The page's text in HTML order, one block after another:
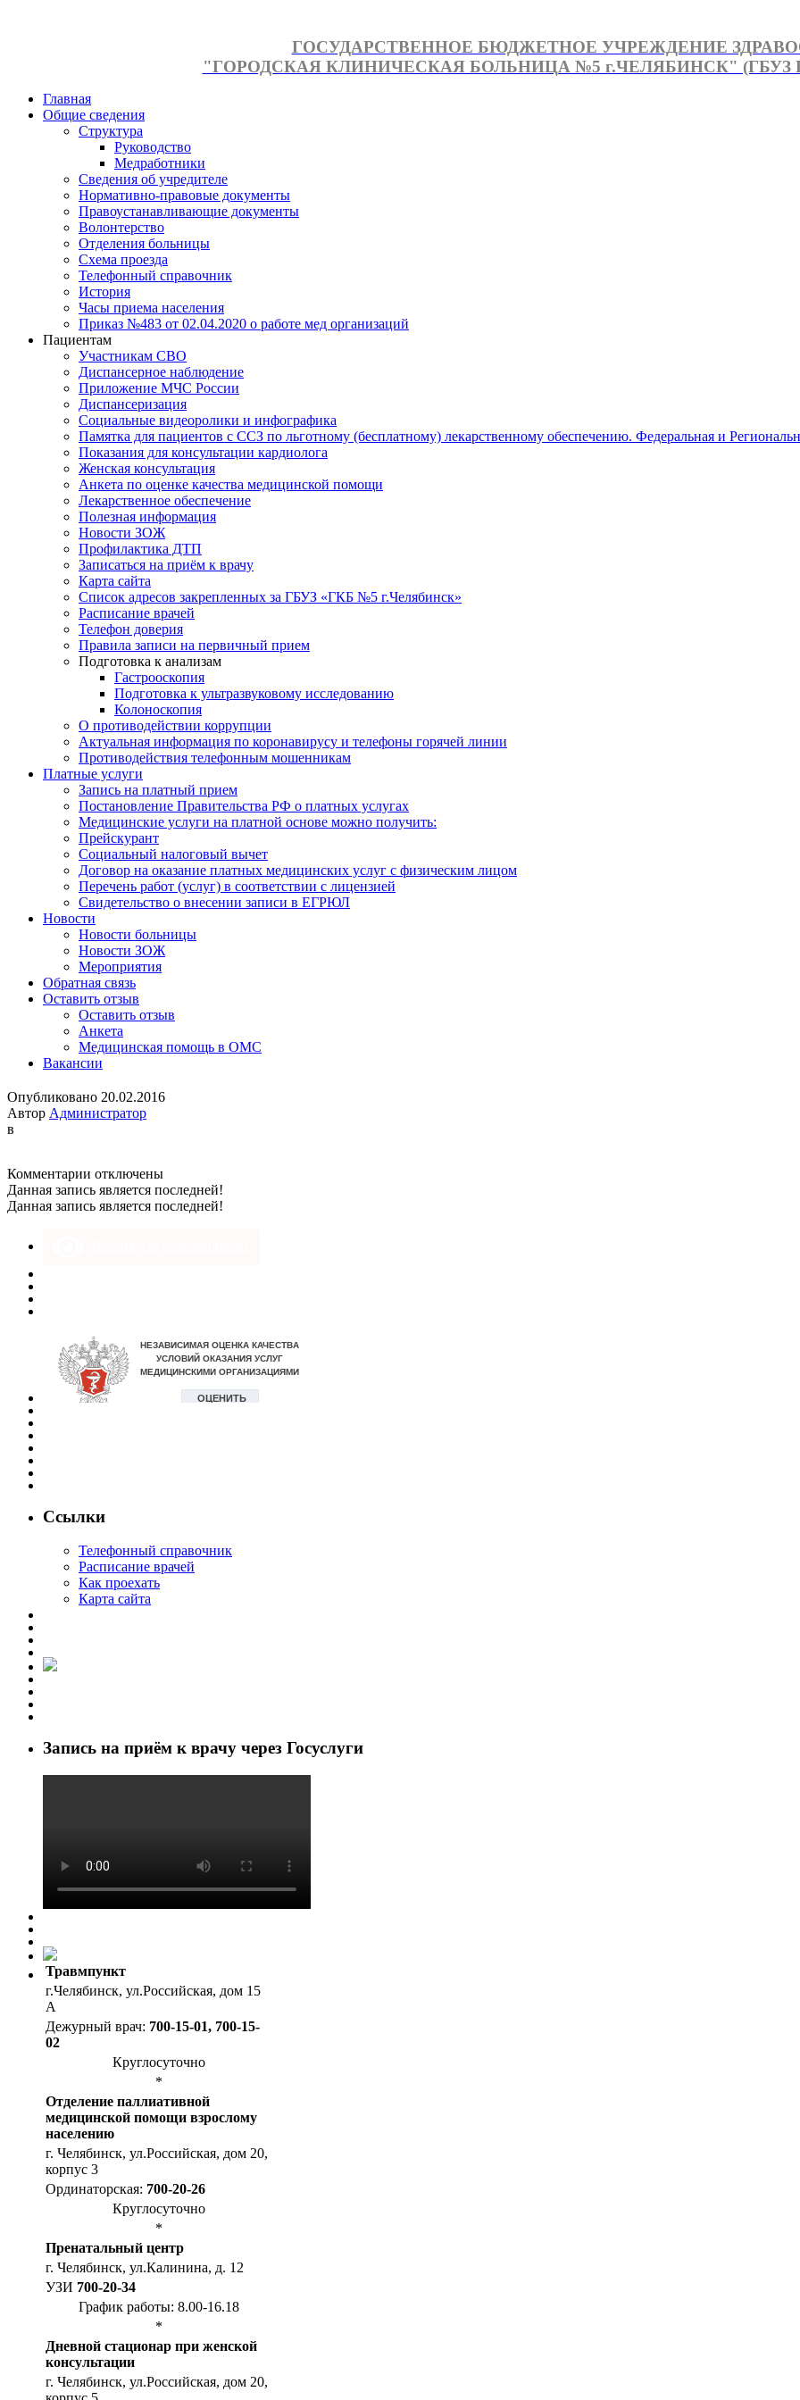
ГОСУДАРСТВЕННОЕ БЮДЖЕТНОЕ УЧРЕЖДЕНИЕ
"ГОРОДСКАЯ КЛИНИЧЕСКАЯ БОЛЬНИЦА №5 г.ЧЕЛЯБИНСК" (ГБУЗ
Главная
Общие сведения
Структура
Руководство
Медработники
Сведения об учредителе
Нормативно-правовые документы
Правоустанавливающие документы
Волонтерство
Отделения больницы
Схема проезда
Телефонный справочник
История
Часы приема населения
Приказ №483 от 02.04.2020 о работе мед организаций
Пациентам
Участникам СВО
Диспансерное наблюдение
Приложение МЧС России
Диспансеризация
Социальные видеоролики и инфографика
Памятка для пациентов с ССЗ по льготному (бесплатному) лекарственному обеспечению. Федеральная и
Показания для консультации кардиолога
Женская консультация
Анкета по оценке качества медицинской помощи
Лекарственное обеспечение
Полезная информация
Новости ЗОЖ
Профилактика ДТП
Записаться на приём к врачу
Карта сайта
Список адресов закрепленных за ГБУЗ «ГКБ №5 г.Челябинск»
Расписание врачей
Телефон доверия
Правила записи на первичный прием
Подготовка к анализам
Гастрооскопия
Подготовка к ультразвуковому исследованию
Колоноскопия
О противодействии коррупции
Актуальная информация по коронавирусу и телефоны горячей линии
Противодействия телефонным мошенникам
Платные услуги
Запись на платный прием
Постановление Правительства РФ о платных услугах
Медицинские услуги на платной основе можно получить:
Прейскурант
Социальный налоговый вычет
Договор на оказание платных медицинских услуг с физическим лицом
Перечень работ (услуг) в соответствии с лицензией
Свидетельство о внесении записи в ЕГРЮЛ
Новости
Новости больницы
Новости ЗОЖ
Мероприятия
Обратная связь
Оставить отзыв
Оставить отзыв
Анкета
Медицинская помощь в ОМС
Вакансии
Опубликовано 20.02.2016
Автор Администратор
в
Комментарии к
записи
отключены
Данная запись является последней!
Данная запись является последней!
Ссылки
Телефонный справочник
Расписание врачей
Как проехать
Карта сайта
Запись на приём к врачу через Госуслуги
Травмпункт
г.Челябинск, ул.Российская, дом 15
А
Дежурный врач: 700-15-01, 700-15-
02
Круглосуточно
*
Отделение паллиативной
медицинской помощи взрослому
населению
г. Челябинск, ул.Российская, дом 20,
корпус 3
Ординаторская: 700-20-26
Круглосуточно
*
Пренатальный центр
г. Челябинск, ул.Калинина, д. 12
УЗИ 700-20-34
График работы: 8.00-16.18
*
Дневной стационар при женской
консультации
г. Челябинск, ул.Российская, дом 20,